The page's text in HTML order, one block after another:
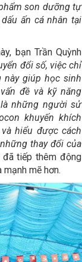
son dưỡng tự
ấn cá nhân tại
bạn Trần Quỳnh
đổi số, việc chỉ
này giúp học sinh
đề và kỹ năng
những người sử
khuyến khích
hiểu được cách
thay đổi của
đã tiếp thêm động
mẽ hơn.